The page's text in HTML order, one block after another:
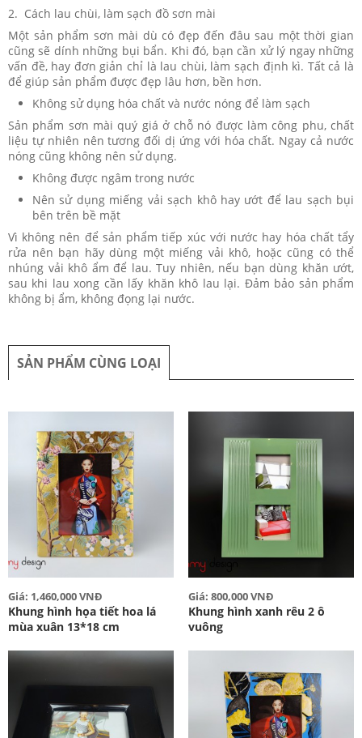
2. Cách lau chùi, làm sạch đồ sơn mài
Một sản phẩm sơn mài dù có đẹp đến đâu sau một thời gian
cũng sẽ dính những bụi bẩn. Khi đó, bạn cần xử lý ngay những
vấn đề, hay đơn giản chỉ là lau chùi, làm sạch định kì. Tất cả là
để giúp sản phẩm được đẹp lâu hơn, bền hơn.
Không sử dụng hóa chất và nước nóng để làm sạch
Sản phẩm sơn mài quý giá ở chỗ nó được làm công phu, chất
liệu tự nhiên nên tương đối dị ứng với hóa chất. Ngay cả nước
nóng cũng không nên sử dụng.
Không được ngâm trong nước
Nên sử dụng miếng vải sạch khô hay ướt để lau sạch bụi
bên trên bề mặt
Vì không nên để sản phẩm tiếp xúc với nước hay hóa chất tẩy
rửa nên bạn hãy dùng một miếng vải khô, hoặc cũng có thể
nhúng vải khô ẩm để lau. Tuy nhiên, nếu bạn dùng khăn ướt,
sau khi lau xong cần lấy khăn khô lau lại. Đảm bảo sản phẩm
không bị ẩm, không đọng lại nước.
SẢN PHẨM CÙNG LOẠI
Giá: 1,460,000 VNĐ
Khung hình họa tiết hoa lá
mùa xuân 13*18 cm
Giá: 800,000 VNĐ
Khung hình xanh rêu 2 ô
vuông